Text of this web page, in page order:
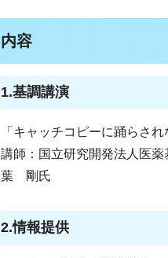
内容
1.基調講演
「キャッチコピーに踊らさ
講師：国立研究開発法人医
葉 剛氏
2.情報提供